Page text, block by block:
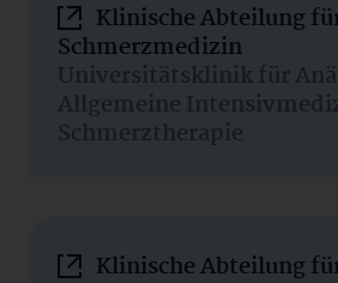
Klinische Abteilung
Schmerzmedizin
Universitätsklinik für
Allgemeine
Schmerztherapie
Klinische Abteilung